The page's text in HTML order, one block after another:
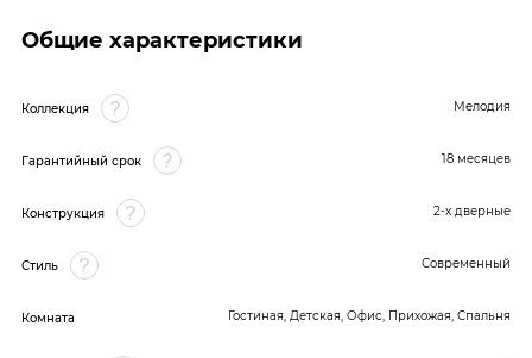
Общие характеристики
Коллекция Мелодия
Гарантийный срок 18 месяцев
Конструкция 2-х дверные
Стиль Современный
Комната Гостиная, Детская, Офис, Прихожая, Спальня